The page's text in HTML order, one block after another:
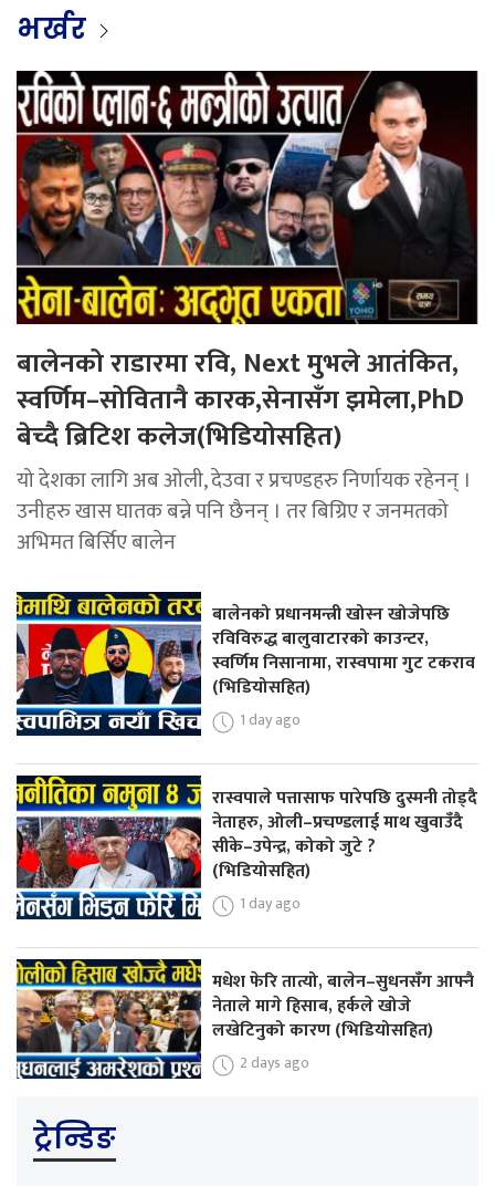
भर्खर
बालेनको राडारमा रवि, Next मुभले आतंकित,
स्वर्णिम–सोवितानै कारक,सेनासँग झमेला,PhD
बेच्दै ब्रिटिश कलेज(भिडियोसहित)
यो देशका लागि अब ओली, देउवा र प्रचण्डहरु निर्णायक रहेनन् ।
उनीहरु खास घातक बन्ने पनि छैनन् । तर बिग्रिए र जनमतको
अभिमत बिर्सिए बालेन
बालेनको प्रधानमन्त्री खोस्न खोजेपछि
रविविरुद्ध बालुवाटारको काउन्टर,
स्वर्णिम निसानामा, रास्वपामा गुट टकराव
(भिडियोसहित)
1 day ago
रास्वपाले पत्तासाफ पारेपछि दुस्मनी तोड्दै
नेताहरु, ओली–प्रचण्डलाई माथ खुवाउँदै
सीके–उपेन्द्र, कोको जुटे ?
(भिडियोसहित)
1 day ago
मधेश फेरि तात्यो, बालेन–सुधनसँग आफ्नै
नेताले मागे हिसाब, हर्कले खोजे
लखेटिनुको कारण (भिडियोसहित)
2 days ago
ट्रेन्डिङ